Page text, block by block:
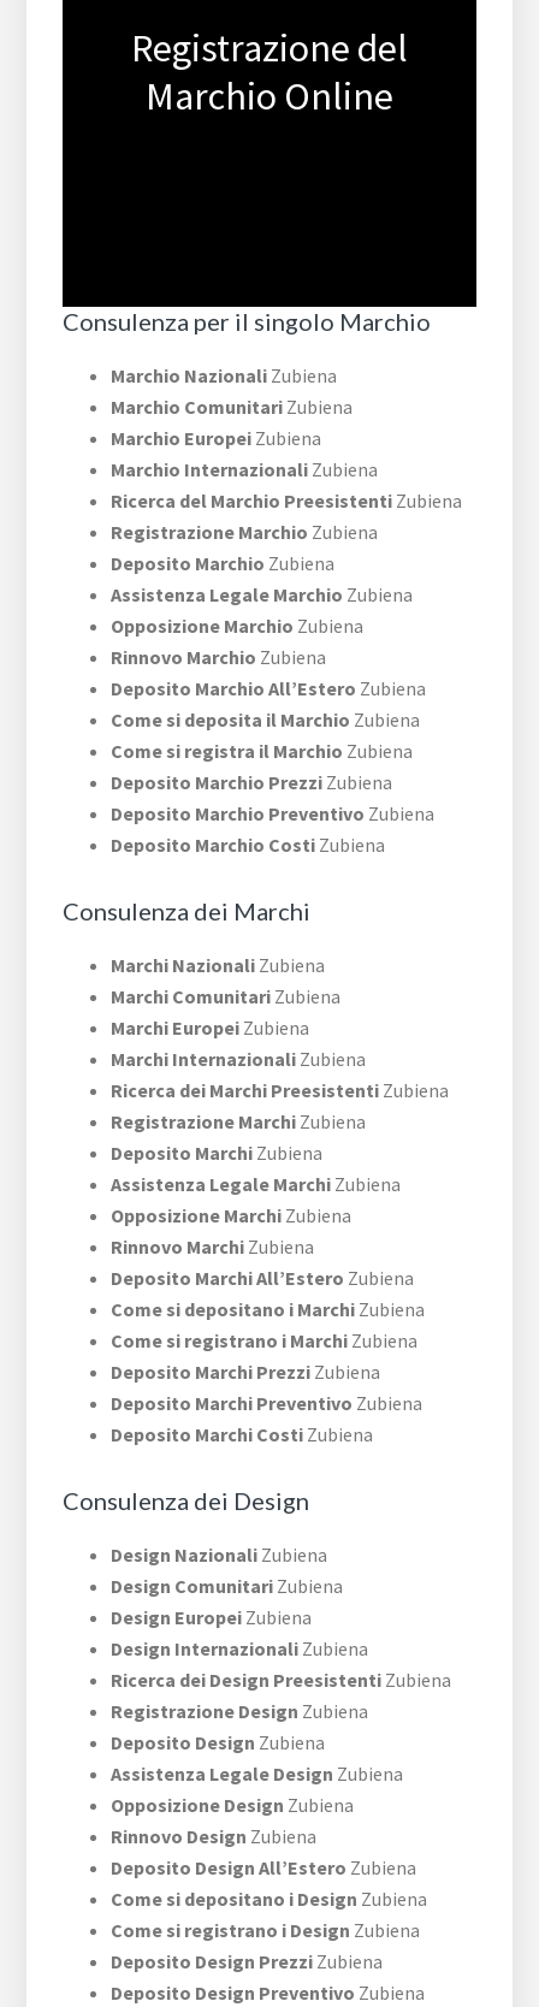
Registrazione del
Marchio Online
Consulenza per il singolo Marchio
Marchio Nazionali Zubiena
Marchio Comunitari Zubiena
Marchio Europei Zubiena
Marchio Internazionali Zubiena
Ricerca del Marchio Preesistenti Zubiena
Registrazione Marchio Zubiena
Deposito Marchio Zubiena
Assistenza Legale Marchio Zubiena
Opposizione Marchio Zubiena
Rinnovo Marchio Zubiena
Deposito Marchio All’Estero Zubiena
Come si deposita il Marchio Zubiena
Come si registra il Marchio Zubiena
Deposito Marchio Prezzi Zubiena
Deposito Marchio Preventivo Zubiena
Deposito Marchio Costi Zubiena
Consulenza dei Marchi
Marchi Nazionali Zubiena
Marchi Comunitari Zubiena
Marchi Europei Zubiena
Marchi Internazionali Zubiena
Ricerca dei Marchi Preesistenti Zubiena
Registrazione Marchi Zubiena
Deposito Marchi Zubiena
Assistenza Legale Marchi Zubiena
Opposizione Marchi Zubiena
Rinnovo Marchi Zubiena
Deposito Marchi All’Estero Zubiena
Come si depositano i Marchi Zubiena
Come si registrano i Marchi Zubiena
Deposito Marchi Prezzi Zubiena
Deposito Marchi Preventivo Zubiena
Deposito Marchi Costi Zubiena
Consulenza dei Design
Design Nazionali Zubiena
Design Comunitari Zubiena
Design Europei Zubiena
Design Internazionali Zubiena
Ricerca dei Design Preesistenti Zubiena
Registrazione Design Zubiena
Deposito Design Zubiena
Assistenza Legale Design Zubiena
Opposizione Design Zubiena
Rinnovo Design Zubiena
Deposito Design All’Estero Zubiena
Come si depositano i Design Zubiena
Come si registrano i Design Zubiena
Deposito Design Prezzi Zubiena
Deposito Design Preventivo Zubiena